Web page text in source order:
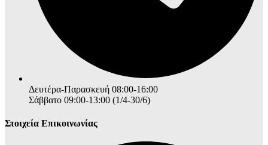
Δευτέρα-Παρασκευή 08:00-16:00
Σάββατο 09:00-13:00 (1/4-30/6)
Στοιχεία Επικοινωνίας